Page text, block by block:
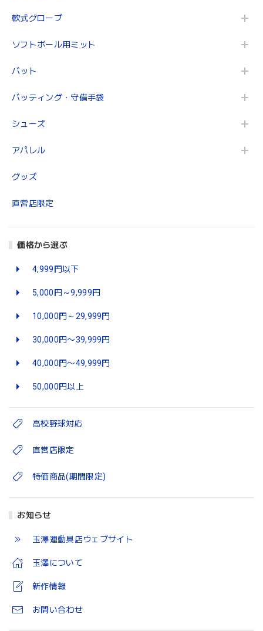
軟式グローブ
ソフトボール用ミット
バット
バッティング・守備手袋
シューズ
アパレル
グッズ
直営店限定
価格から選ぶ
4,999円以下
5,000円～9,999円
10,000円～29,999円
30,000円〜39,999円
40,000円〜49,999円
50,000円以上
高校野球対応
直営店限定
特価商品(期間限定)
お知らせ
玉澤運動具店ウェブサイト
玉澤について
新作情報
お問い合わせ